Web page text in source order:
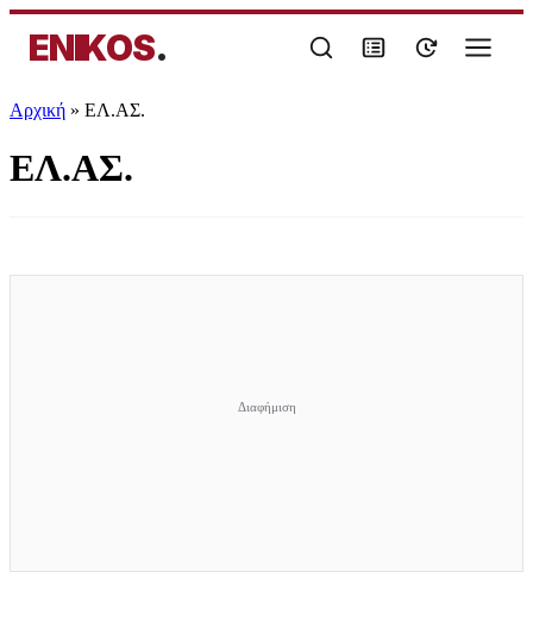
ENIKOS.
Αρχική » ΕΛ.ΑΣ.
ΕΛ.ΑΣ.